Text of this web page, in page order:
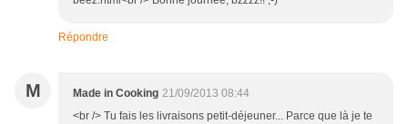
Répondre
M Made in Cooking 21/09/2013 08:44
<br /> Tu fais les livraisons petit-déjeuner... Parce que là je te